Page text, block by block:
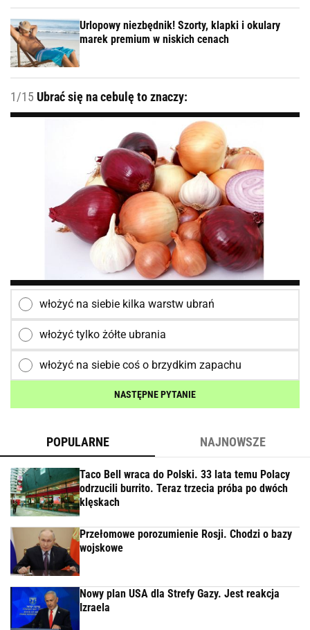
Urlopowy niezbędnik! Szorty, klapki i okulary
marek premium w niskich cenach
1/15 Ubrać się na cebulę to znaczy:
włożyć na siebie kilka warstw ubrań
włożyć tylko żółte ubrania
włożyć na siebie coś o brzydkim zapachu
NASTĘPNE PYTANIE
POPULARNE NAJNOWSZE
Taco Bell wraca do Polski. 33 lata temu Polacy
odrzucili burrito. Teraz trzecia próba po dwóch
klęskach
Przełomowe porozumienie Rosji. Chodzi o bazy
wojskowe
Nowy plan USA dla Strefy Gazy. Jest reakcja
Izraela